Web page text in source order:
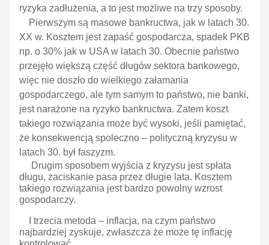
ryzyka zadłużenia, a to jest możliwe na trzy sposoby.
Pierwszym są masowe bankructwa, jak w latach 30.
XX w. Kosztem jest zapaść gospodarcza, spadek PKB
np. o 30% jak w USA w latach 30. Obecnie państwo
przejęło większą część długów sektora bankowego,
więc nie doszło do wielkiego załamania
gospodarczego, ale tym samym to państwo, nie banki,
jest narażone na ryzyko bankructwa. Zatem koszt
takiego rozwiązania może być wysoki, jeśli pamiętać,
że konsekwencją spoleczno – polityczną kryzysu w
latach 30. był faszyzm.
Drugim sposobem wyjścia z kryzysu jest spłata
długu, zaciskanie pasa przez długie lata. Kosztem
takiego rozwiązania jest bardzo powolny wzrost
gospodarczy.
I trzecia metoda – inflacja, na czym państwo
najbardziej zyskuje, zwłaszcza że może tę inflację